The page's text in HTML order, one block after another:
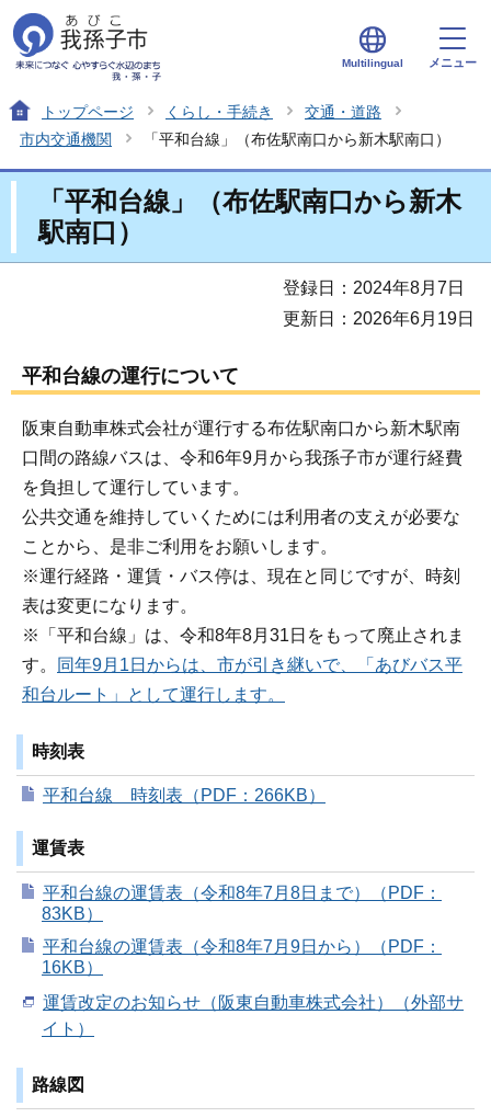
Multilingual メニュー
トップページ くらし・手続き
交通・道路
市内交通機関
「平和台線」（布佐駅南口から新木駅南口）
「平和台線」（布佐駅南口から新木
駅南口）
登録日：2024年8月7日
更新日：2026年6月19日
平和台線の運行について
阪東自動車株式会社が運行する布佐駅南口から新木駅南
口間の路線バスは、令和6年9月から我孫子市が運行経費
を負担して運行しています。
公共交通を維持していくためには利用者の支えが必要な
ことから、是非ご利用をお願いします。
※運行経路・運賃・バス停は、現在と同じですが、時刻
表は変更になります。
※「平和台線」は、令和8年8月31日をもって廃止されま
す。
同年9月1日からは、市が引き継いで、「あびバス平
和台ルート」として運行します。
時刻表
平和台線 時刻表（PDF：266KB）
運賃表
平和台線の運賃表（令和8年7月8日まで）（PDF：
83KB）
平和台線の運賃表（令和8年7月9日から）（PDF：
16KB）
運賃改定のお知らせ（阪東自動車株式会社）（外部サ
イト）
路線図